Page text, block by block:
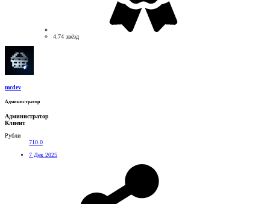
4.74 звёзд
mcdev
Администратор
Администратор
Клиент
Рубли
710.0
7 Дек 2025